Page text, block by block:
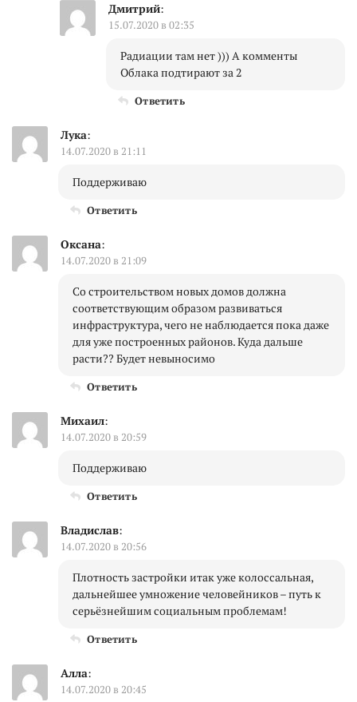
Дмитрий:
15.07.2020 в 02:35
Радиации там нет ))) А комменты
Облака подтирают за 2
Ответить
Лука:
14.07.2020 в 21:11
Поддерживаю
Ответить
Оксана:
14.07.2020 в 21:09
Со строительством новых домов должна
соответствующим образом развиваться
инфраструктура, чего не наблюдается пока даже
для уже построенных районов. Куда дальше
расти?? Будет невыносимо
Ответить
Михаил:
14.07.2020 в 20:59
Поддерживаю
Ответить
Владислав:
14.07.2020 в 20:56
Плотность застройки итак уже колоссальная,
дальнейшее умножение человейников – путь к
серьёзнейшим социальным проблемам!
Ответить
Алла:
14.07.2020 в 20:45